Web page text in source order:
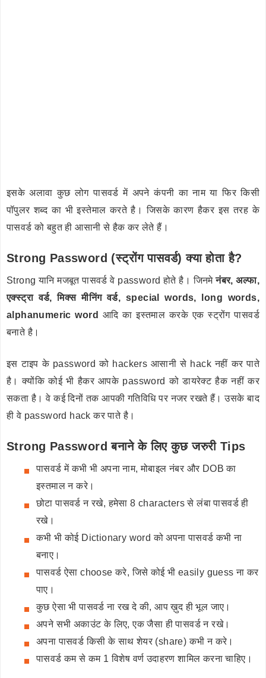
इसके अलावा कुछ लोग पासवर्ड में अपने कंपनी का नाम या फिर किसी
पॉपुलर शब्द का भी इस्तेमाल करते है। जिसके कारण हैकर इस तरह के
पासवर्ड को बहुत ही आसानी से हैक कर लेते हैं।
Strong Password (स्ट्रोंग पासवर्ड) क्या होता है?
Strong यानि मजबूत पासवर्ड वे password होते है। जिनमेनंबर, अल्फा,
एक्स्ट्रा वर्ड, मिक्स मीनिंग वर्ड, special words, long words,
alphanumeric word आदि का इस्तमाल करके एक स्ट्रोंग पासवर्ड
बनाते है।
इस टाइप के password को hackers आसानी से hack नहीं कर पाते
है। क्योंकि कोई भी हैकर आपके password को डायरेक्ट हैक नहीं कर
सकता है। वे कई दिनों तक आपकी गतिविधि पर नजर रखते हैं। उसके बाद
ही वे password hack कर पाते है।
Strong Password बनाने के लिए कुछ जरुरी Tips
पासवर्ड में कभी भी अपना नाम, मोबाइल नंबर और DOB का
इस्तमाल न करे।
छोटा पासवर्ड न रखे, हमेसा 8 characters से लंबा पासवर्ड ही
रखे।
कभी भी कोई Dictionary word को अपना पासवर्ड कभी ना
बनाए।
पासवर्ड ऐसा choose करे, जिसे कोई भी easily guess ना कर
पाए।
कुछ ऐसा भी पासवर्ड ना रख दे की, आप ख़ुद ही भूल जाए।
अपने सभी अकाउंट के लिए, एक जैसा ही पासवर्ड न रखे।
अपना पासवर्ड किसी के साथ शेयर (share) कभी न करे।
पासवर्ड कम से कम 1 विशेष वर्ण उदाहरण शामिल करना चाहिए।